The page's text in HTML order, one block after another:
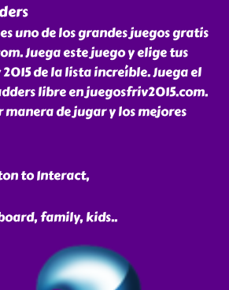
uno de los grandes juegos gratis
Juega este juego y elige tus
de la lista increíble. Juega el
libre en juegosfriv2015.com.
de jugar y los mejores
to Interact,
family, kids..